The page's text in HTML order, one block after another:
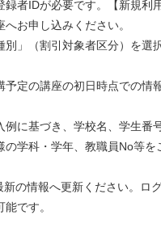
録者IDが必要です。【新規利
お申し込みください。
別」（割引対象者区分）を選
予定の講座の初日時点での情
例に基づき、学校名、学生番
の学科・学年、教職員No等を
の情報へ更新ください。ロ
です。